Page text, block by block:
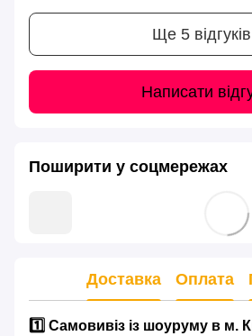
Ще 5 відгуків
Написати
Поширити у соцмережах
Доставка Оплата
1️⃣ Самовивіз із шоуруму в м.